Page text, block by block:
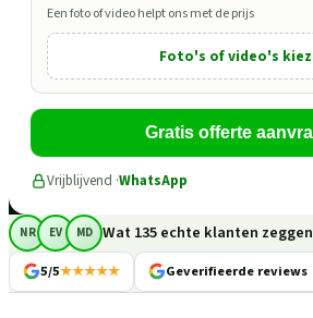
Een foto of video helpt ons met de prijs
Foto's of video's
Gratis offerte
Vrijblijvend ·WhatsApp
NR EV MD Wat 135 echte klanten zeggen
5/5★★★★★ Geverifieerde reviews